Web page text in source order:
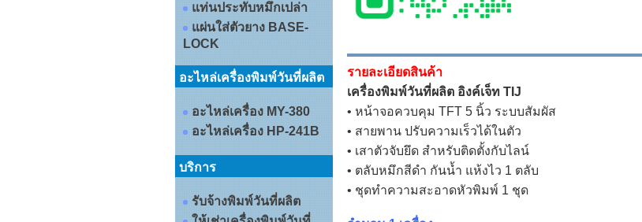
แท่นประทับหมึกเปล่า
แผ่นใส่ตัวยาง BASE-
LOCK
อะไหล่เครื่องพิมพ์วันที่ผลิต
อะไหล่เครื่อง MY-380
อะไหล่เครื่อง HP-241B
บริการ
รับจ้างพิมพ์วันที่ผลิต
รายละเอียดสินค้า
เครื่องพิมพ์วันที่ผลิต อิงค์เจ็ท TIJ
• หน้าจอควบคุม TFT 5 นิ้ว ระบบสัมผัส
• สายพาน ปรับความเร็วได้ในตัว
• เสาตัวจับยึด สำหรับติดตั้งกับไลน์
• ตลับหมึกสีดำ กันน้ำ แห้งไว 1 ตลับ
• ชุดทำความสะอาดหัวพิมพ์ 1 ชุด